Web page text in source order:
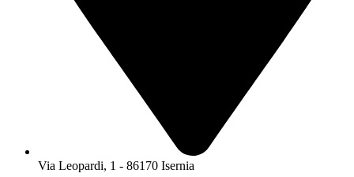
Via Leopardi, 1 - 86170 Isernia